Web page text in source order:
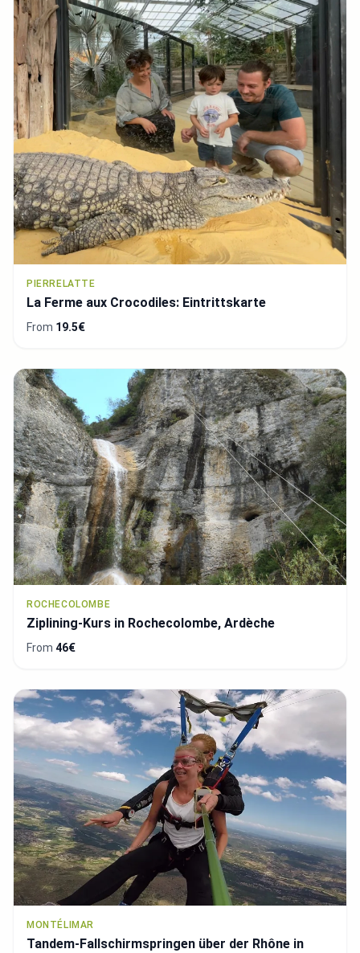
PIERRELATTE
La Ferme aux Crocodiles: Eintrittskarte
From 19.5€
ROCHECOLOMBE
Ziplining-Kurs in Rochecolombe, Ardèche
From 46€
MONTÉLIMAR
Tandem-Fallschirmspringen über der Rhône in